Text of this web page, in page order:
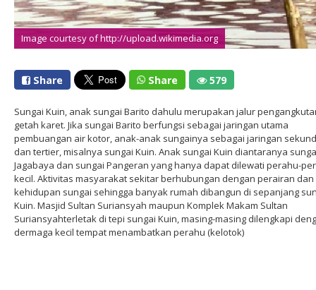
Image courtesy of http://upload.wikimedia.org
Share Share 579
Sungai Kuin, anak sungai Barito dahulu merupakan jalur
getah karet. Jika sungai Barito berfungsi sebagai jaringan utama
pembuangan air kotor, anak-anak sungainya sebagai jaringan
dan tertier, misalnya sungai Kuin. Anak sungai Kuin diantaranya
Jagabaya dan sungai Pangeran yang hanya dapat dilewati perahu-
kecil. Aktivitas masyarakat sekitar berhubungan dengan perairan dan
kehidupan sungai sehingga banyak rumah dibangun di sepanjang
Kuin. Masjid Sultan Suriansyah maupun Komplek Makam Sultan
Suriansyahterletak di tepi sungai Kuin, masing-masing dilengkapi
dermaga kecil tempat menambatkan perahu (kelotok)